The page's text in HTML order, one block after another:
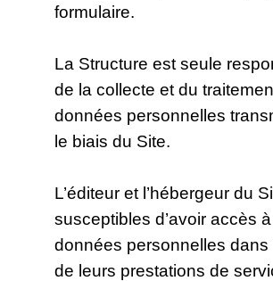
formulaire.
La Structure est seule
de la collecte et du
données personnelles
le biais du Site.
L’éditeur et l’hébergeur du
susceptibles d’avoir accès
données personnelles dans
de leurs prestations de